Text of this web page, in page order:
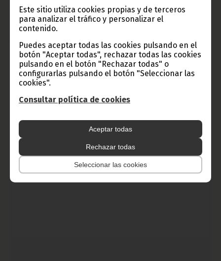
Este sitio utiliza cookies propias y de terceros
para analizar el tráfico y personalizar el
contenido.
Puedes aceptar todas las cookies pulsando en el
botón "Aceptar todas", rechazar todas las cookies
pulsando en el botón "Rechazar todas" o
configurarlas pulsando el botón "Seleccionar las
cookies".
Consultar política de cookies
Aceptar todas
Rechazar todas
Seleccionar las cookies
Miles de delegados internacionales se dan cita en la
Cumbre de Sipopo
En la jornada previa a la gran Asamblea de Jefes de Estado y de
Gobierno de la Unión Africana (UA), se celebran numerosas
reuniones de alto nivel, con la presencia de los mandatarios
que asisten a la 23ª Cumbre de la UA. La inauguración del
nuevo edificio de Naciones Unidas, que ha sido donado por el
Gobierno de Guinea Ecuatorial, es el principal acto del
miércoles 25, y a él acudirá el Secretario General de la
Noticias